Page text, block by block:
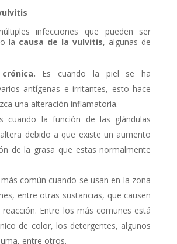
infecciones que pueden ser
la causa de la vulvitis, algunas de
Es cuando la piel se ha
antígenas e irritantes, esto hace
una alteración inflamatoria.
cuando la función de las glándulas
debido a que existe un aumento
de la grasa que estas normalmente
más común cuando se usan en la zona
entre otras sustancias, que causen
Entre los más comunes está
de color, los detergentes, algunos
entre otros.